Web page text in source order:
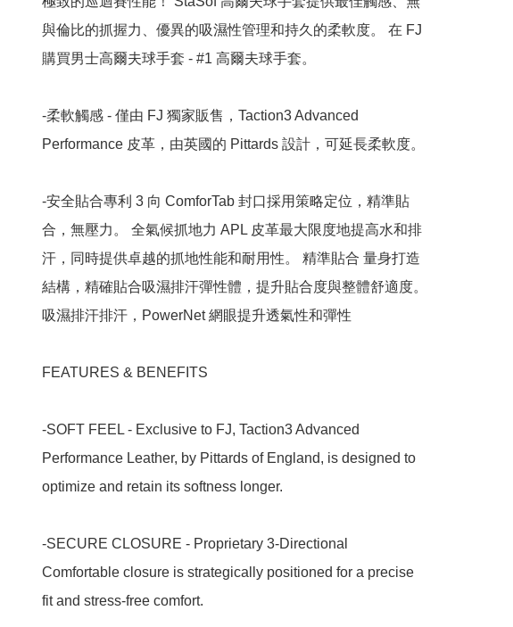
與倫比的抓握力、優異的吸濕性管理和持久的柔軟度。 在 FJ
購買男士高爾夫球手套 - #1 高爾夫球手套。
-柔軟觸感 - 僅由 FJ 獨家販售，Taction3 Advanced
Performance 皮革，由英國的 Pittards 設計，可延長柔軟度。
-安全貼合專利 3 向 ComforTab 封口採用策略定位，精準貼
合，無壓力。 全氣候抓地力 APL 皮革最大限度地提高水和排
汗，同時提供卓越的抓地性能和耐用性。 精準貼合 量身打造
結構，精確貼合吸濕排汗彈性體，提升貼合度與整體舒適度。
吸濕排汗排汗，PowerNet 網眼提升透氣性和彈性
FEATURES & BENEFITS
-SOFT FEEL - Exclusive to FJ, Taction3 Advanced
Performance Leather, by Pittards of England, is designed to
optimize and retain its softness longer.
-SECURE CLOSURE - Proprietary 3-Directional
Comfortable closure is strategically positioned for a precise
fit and stress-free comfort.